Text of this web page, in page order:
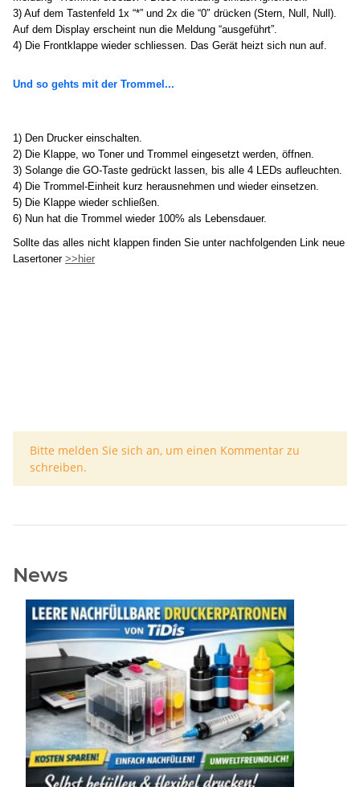
3) Auf dem Tastenfeld 1x “*” und 2x die “0″ drücken (Stern, Null, Null).
Auf dem Display erscheint nun die Meldung “ausgeführt”.
4) Die Frontklappe wieder schliessen. Das Gerät heizt sich nun auf.
Und so gehts mit der Trommel...
1) Den Drucker einschalten.
2) Die Klappe, wo Toner und Trommel eingesetzt werden, öffnen.
3) Solange die GO-Taste gedrückt lassen, bis alle 4 LEDs aufleuchten.
4) Die Trommel-Einheit kurz herausnehmen und wieder einsetzen.
5) Die Klappe wieder schließen.
6) Nun hat die Trommel wieder 100% als Lebensdauer.
Sollte das alles nicht klappen finden Sie unter nachfolgenden Link neue
Lasertoner >>hier
x
Bitte melden Sie sich an, um einen Kommentar zu
schreiben.
News